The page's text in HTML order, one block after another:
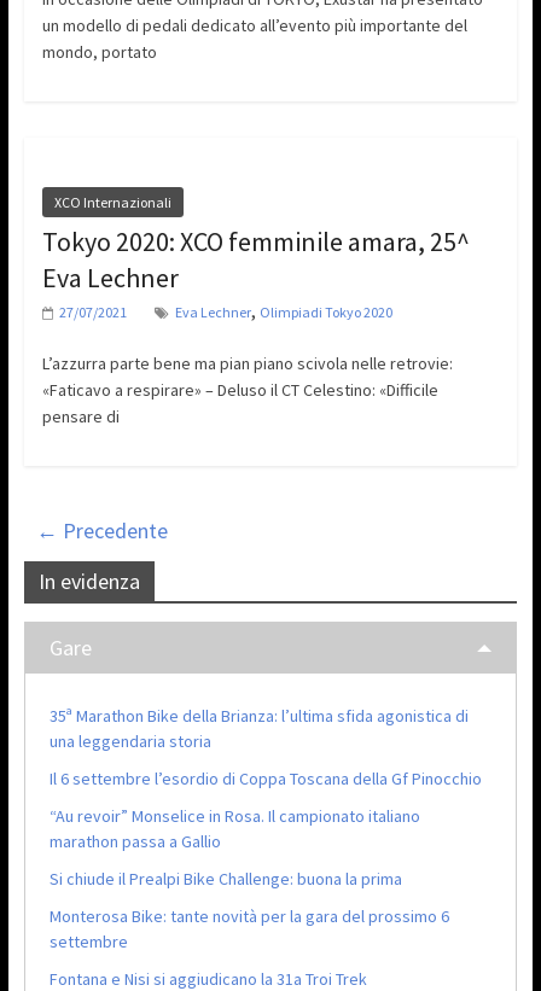
un modello di pedali dedicato all’evento più importante del
mondo, portato
XCO Internazionali
Tokyo 2020: XCO femminile amara, 25^
Eva Lechner
27/07/2021 Eva Lechner, Olimpiadi Tokyo 2020
L’azzurra parte bene ma pian piano scivola nelle retrovie:
«Faticavo a respirare» – Deluso il CT Celestino: «Difficile
pensare di
← Precedente
In evidenza
Gare
35ª Marathon Bike della Brianza: l’ultima sfida agonistica di
una leggendaria storia
Il 6 settembre l’esordio di Coppa Toscana della Gf Pinocchio
“Au revoir” Monselice in Rosa. Il campionato italiano
marathon passa a Gallio
Si chiude il Prealpi Bike Challenge: buona la prima
Monterosa Bike: tante novità per la gara del prossimo 6
settembre
Fontana e Nisi si aggiudicano la 31a Troi Trek